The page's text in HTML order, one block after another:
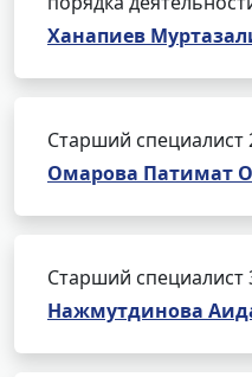
Ханапиев
Старший специалист
Омарова Патимат
Старший специалист
Нажмутдинова